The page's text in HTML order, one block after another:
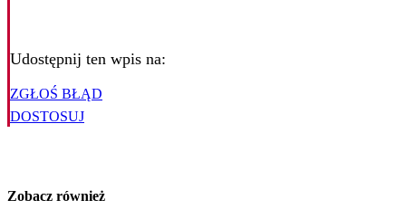
Udostępnij ten wpis na:
ZGŁOŚ BŁĄD
DOSTOSUJ
Zobacz również